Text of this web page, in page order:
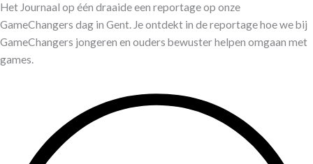
Het Journaal op één draaide een reportage op onze
GameChangers dag in Gent. Je ontdekt in de reportage hoe we bij
GameChangers jongeren en ouders bewuster helpen omgaan met
games.